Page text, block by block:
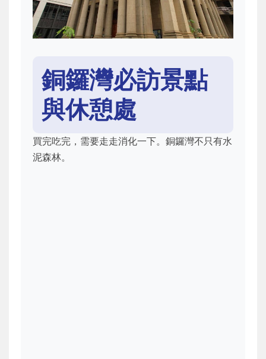
銅鑼灣必訪景點
與休憩處
買完吃完，需要走走消化一下。銅鑼灣不只有水
泥森林。